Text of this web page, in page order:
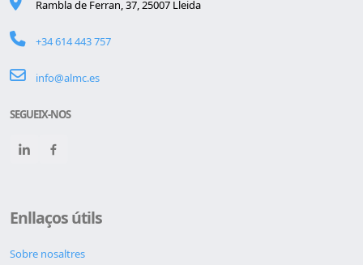
Rambla de Ferran, 37, 25007 Lleida
+34 614 443 757
info@almc.es
SEGUEIX-NOS
Enllaços útils
Sobre nosaltres